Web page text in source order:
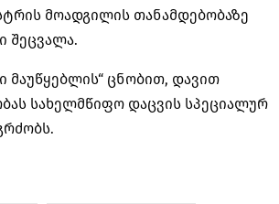
მოადგილის თანამდებობაზე
შეცვალა.
მაუწყებლის“ ცნობით, დავით
სახელმწიფო დაცვის სპეციალურ